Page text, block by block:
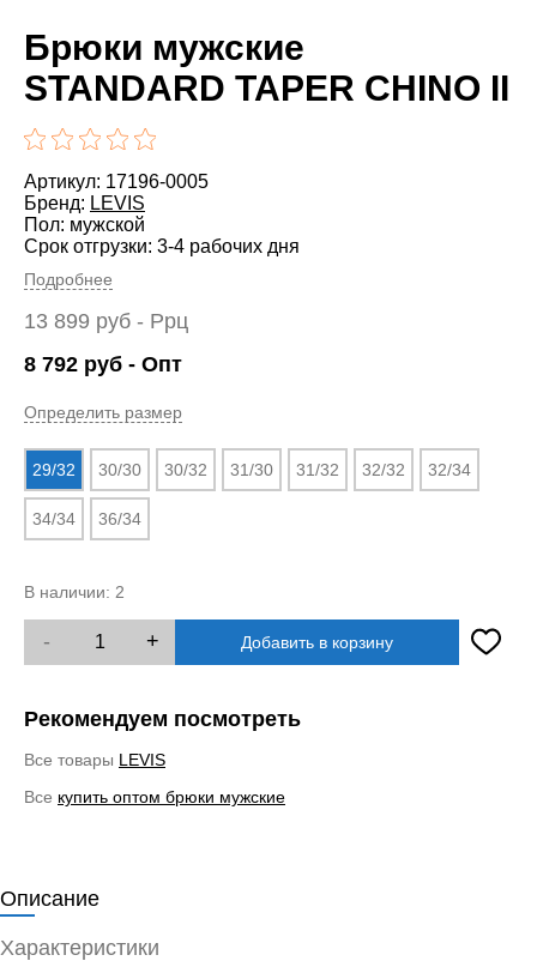
Брюки мужские
STANDARD TAPER CHINO II
Артикул: 17196-0005
Бренд: LEVIS
Пол: мужской
Срок отгрузки: 3-4 рабочих дня
Подробнее
13 899 руб - Ррц
8 792 руб - Опт
Определить размер
29/32 30/30 30/32 31/30 31/32 32/32 32/34
34/34 36/34
В наличии: 2
- + Добавить в корзину
Рекомендуем посмотреть
Все товары LEVIS
Все купить оптом брюки мужские
Описание
Характеристики